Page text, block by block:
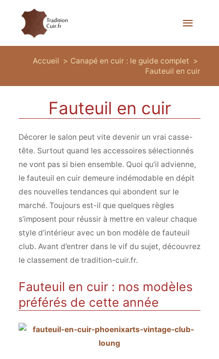
Menu
Accueil
Canapé en cuir : le guide complet
Fauteuil en cuir
Fauteuil en cuir
Décorer le salon peut vite devenir un vrai casse-
tête. Surtout quand les accessoires sélectionnés
ne vont pas si bien ensemble. Quoi qu’il advienne,
le fauteuil en cuir demeure indémodable en dépit
des nouvelles tendances qui abondent sur le
marché. Toujours est-il que quelques règles
s’imposent pour réussir à mettre en valeur chaque
style d’intérieur avec un bon modèle de fauteuil
club. Avant d’entrer dans le vif du sujet, découvrez
le classement de tradition-cuir.fr.
Fauteuil en cuir : nos modèles
préférés de cette année